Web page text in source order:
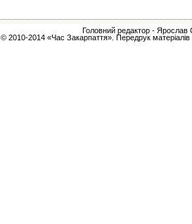
Головний редактор - Ярослав
© 2010-2014 «Час Закарпаття». Передрук